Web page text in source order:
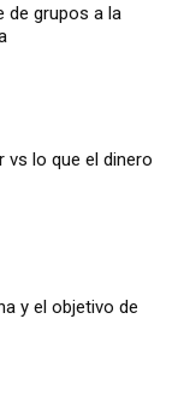
de grupos a la
vs lo que el dinero
y el objetivo de